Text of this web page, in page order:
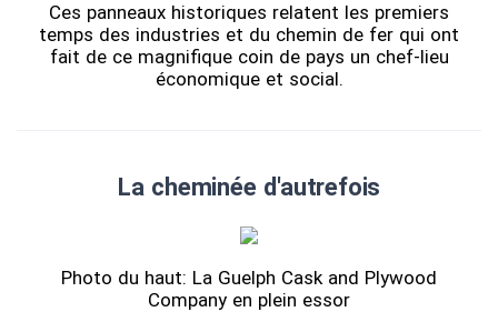
Ces panneaux historiques relatent les premiers
temps des industries et du chemin de fer qui ont
fait de ce magnifique coin de pays un chef-lieu
économique et social.
La cheminée d'autrefois
Photo du haut: La Guelph Cask and Plywood
Company en plein essor